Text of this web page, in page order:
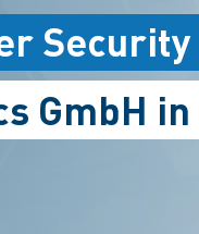
GmbH